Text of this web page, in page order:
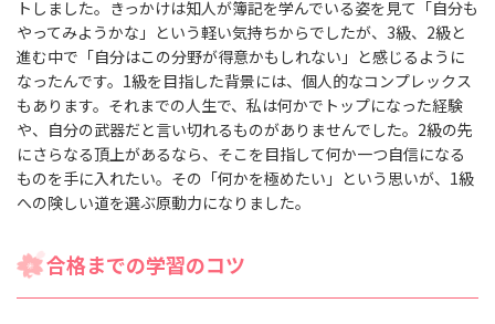
トしました。きっかけは知人が簿記を学んでいる姿を見て「自分も
やってみようかな」という軽い気持ちからでしたが、3級、2級と
進む中で「自分はこの分野が得意かもしれない」と感じるように
なったんです。1級を目指した背景には、個人的なコンプレックス
もあります。それまでの人生で、私は何かでトップになった経験
や、自分の武器だと言い切れるものがありませんでした。2級の先
にさらなる頂上があるなら、そこを目指して何か一つ自信になる
ものを手に入れたい。その「何かを極めたい」という思いが、1級
への険しい道を選ぶ原動力になりました。
合格までの学習のコツ